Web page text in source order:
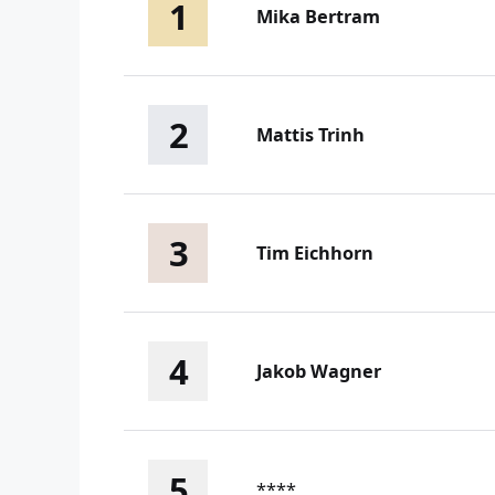
1 Mika Bertram
2 Mattis Trinh
3 Tim Eichhorn
4 Jakob Wagner
****